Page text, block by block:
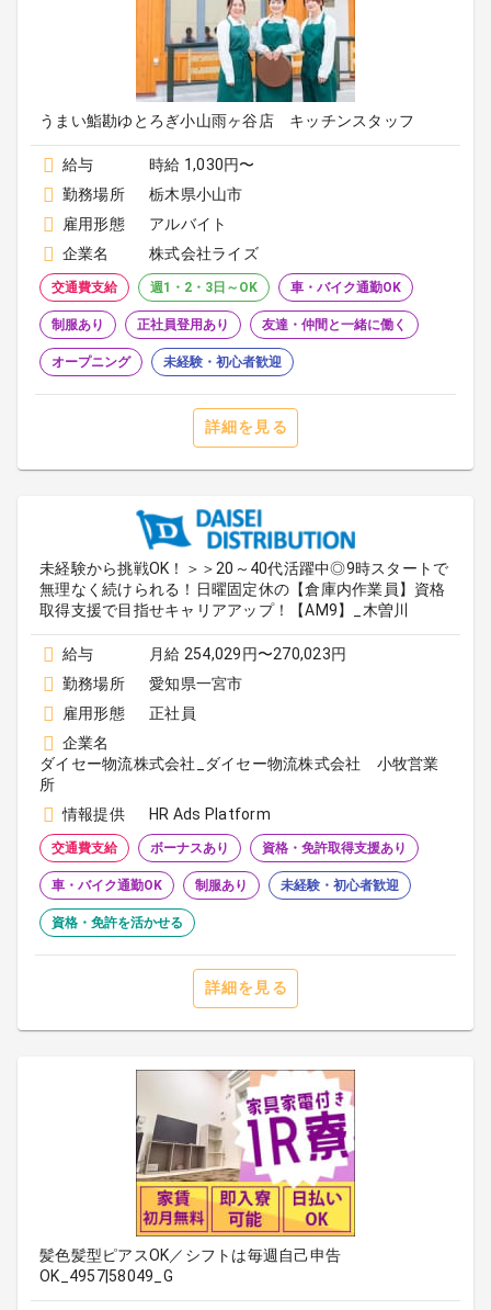
うまい鮨勘ゆとろぎ小山雨ヶ谷店 キッチンスタッフ
給与
時給 1,030円〜
勤務場所
栃木県小山市
雇用形態
アルバイト
企業名
株式会社ライズ
交通費支給 週1・2・3日～OK 車・バイク通勤OK
制服あり 正社員登用あり 友達・仲間と一緒に働く
オープニング 未経験・初心者歓迎
詳細を見る
未経験から挑戦OK！＞＞20～40代活躍中◎9時スタートで
無理なく続けられる！日曜固定休の【倉庫内作業員】資格
取得支援で目指せキャリアアップ！【AM9】_木曽川
給与
月給 254,029円〜270,023円
勤務場所
愛知県一宮市
雇用形態
正社員
企業名
ダイセー物流株式会社_ダイセー物流株式会社 小牧営業
所
情報提供
HR Ads Platform
交通費支給 ボーナスあり 資格・免許取得支援あり
車・バイク通勤OK 制服あり 未経験・初心者歓迎
資格・免許を活かせる
詳細を見る
髪色髪型ピアスOK／シフトは毎週自己申告
OK_4957|58049_G